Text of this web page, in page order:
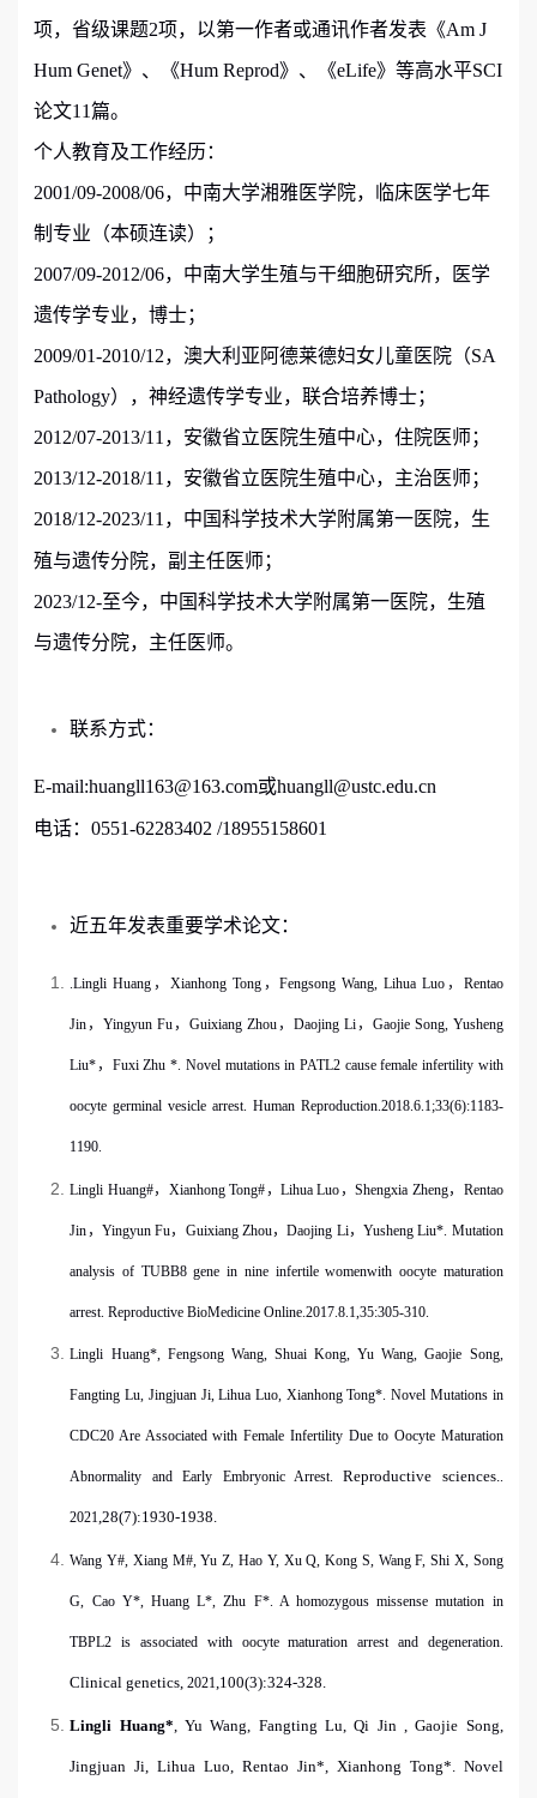
项，省级课题2项，以第一作者或通讯作者发表《Am J
Hum Genet》、《Hum Reprod》 、《eLife》等高水平SCI
论文11篇。
个人教育及工作经历：
2001/09-2008/06，中南大学湘雅医学院，临床医学七年
制专业（本硕连读）；
2007/09-2012/06，中南大学生殖与干细胞研究所，医学
遗传学专业，博士；
2009/01-2010/12，澳大利亚阿德莱德妇女儿童医院（SA
Pathology），神经遗传学专业，联合培养博士；
2012/07-2013/11 ，安徽省立医院生殖中心，住院医师；
2013/12-2018/11 ，安徽省立医院生殖中心，主治医师；
2018/12-2023/11 ，中国科学技术大学附属第一医院，生
殖与遗传分院，副主任医师；
2023/12-至今，中国科学技术大学附属第一医院，生殖
与遗传分院，主任医师。
联系方式：
E-mail:huangll163@163.com或huangll@ustc.edu.cn
电话：0551-62283402 /18955158601
近五年发表重要学术论文：
.Lingli Huang ， Xianhong Tong，Fengsong Wang, Lihua Luo， Rentao
Jin ，Yingyun Fu ，Guixiang Zhou ， Daojing Li， Gaojie Song, Yusheng
Liu* ， Fuxi Zhu *. Novel mutations in PATL2 cause female infertility with
oocyte germinal vesicle arrest. Human Reproduction.2018.6.1;33(6):1183-
1190.
Lingli Huang#， Xianhong Tong# ，Lihua Luo ，Shengxia Zheng， Rentao
Jin ， Yingyun Fu， Guixiang Zhou，Daojing Li，Yusheng Liu*. Mutation
analysis of TUBB8 gene in nine infertile womenwith oocyte maturation
arrest. Reproductive BioMedicine Online.2017.8.1,35:305-310.
Lingli Huang*, Fengsong Wang, Shuai Kong, Yu Wang, Gaojie Song,
Fangting Lu, Jingjuan Ji, Lihua Luo, Xianhong Tong*. Novel Mutations in
CDC20 Are Associated with Female Infertility Due to Oocyte Maturation
Abnormality and Early Embryonic Arrest.Reproductive sciences..
2021,28(7):1930-1938.
Wang Y#, Xiang M#, Yu Z, Hao Y, Xu Q, Kong S, Wang F, Shi X, Song
G, Cao Y*, Huang L*, Zhu F*. A homozygous missense mutation in
TBPL2 is associated with oocyte maturation arrest and degeneration.
Clinical genetics, 2021,100(3):324-328.
Lingli Huang*, Yu Wang, Fangting Lu, Qi Jin , Gaojie Song,
Jingjuan Ji, Lihua Luo, Rentao Jin*, Xianhong Tong*. Novel